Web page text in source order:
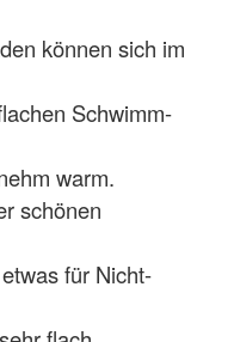
können sich im
Schwimm-
warm.
schönen
für Nicht-